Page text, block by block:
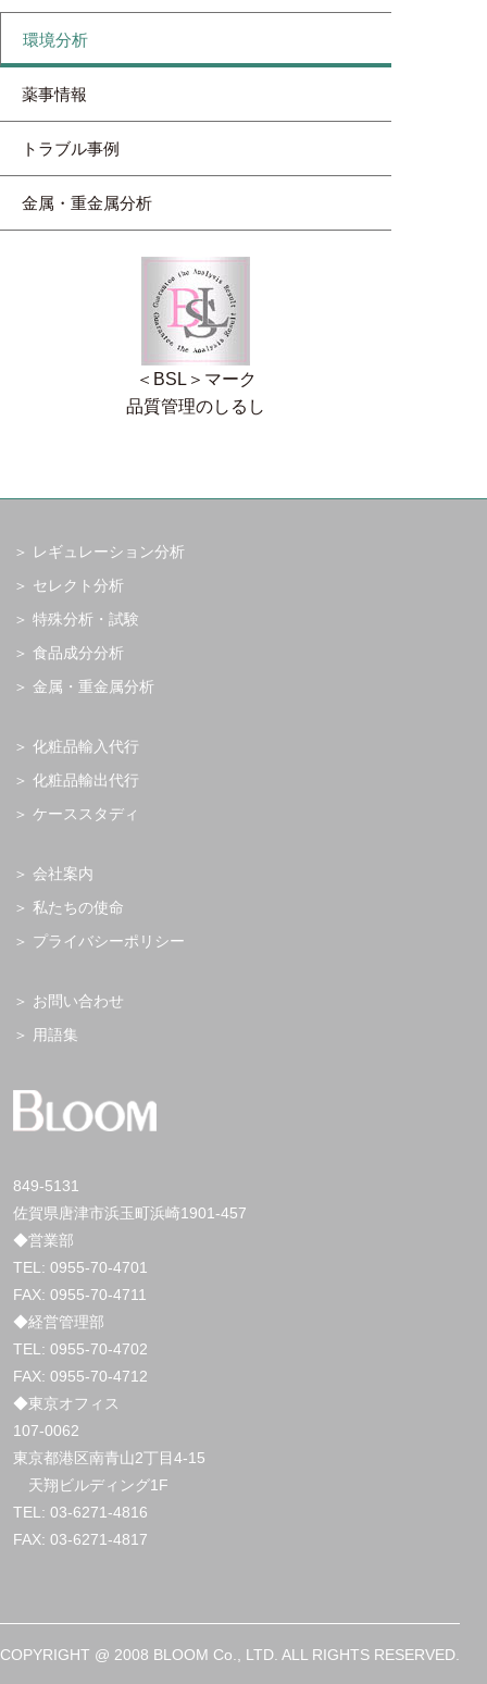
環境分析
薬事情報
トラブル事例
金属・重金属分析
＜BSL＞マーク
品質管理のしるし
849-5131
佐賀県唐津市浜玉町浜崎1901-457
◆営業部
TEL: 0955-70-4701
FAX: 0955-70-4711
◆経営管理部
TEL: 0955-70-4702
FAX: 0955-70-4712
◆東京オフィス
107-0062
東京都港区南青山2丁目4-15
天翔ビルディング1F
TEL: 03-6271-4816
FAX: 03-6271-4817
レギュレーション分析
セレクト分析
特殊分析・試験
食品成分分析
金属・重金属分析
化粧品輸入代行
化粧品輸出代行
ケーススタディ
会社案内
私たちの使命
プライバシーポリシー
お問い合わせ
用語集
COPYRIGHT @ 2008 BLOOM Co., LTD. ALL RIGHTS RESERVED.